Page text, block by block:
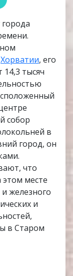
Хорватии, его
тысяч
собор
в
город, он
что
месте
железного
и
в Старом